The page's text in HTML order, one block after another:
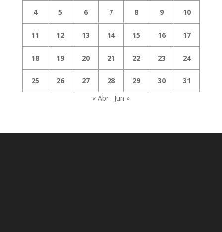
4 5 6 7 8 9 10
11 12 13 14 15 16 17
18 19 20 21 22 23 24
25 26 27 28 29 30
31
« Abr
Jun »